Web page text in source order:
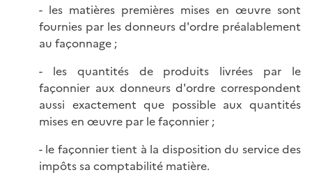
- les matières premières mises en œuvre sont
fournies par les donneurs d'ordre préalablement
au façonnage ;
- les quantités de produits livrées par le
façonnier aux donneurs d'ordre correspondent
aussi exactement que possible aux quantités
mises en œuvre par le façonnier ;
- le façonnier tient à la disposition du service des
impôts sa comptabilité matière.